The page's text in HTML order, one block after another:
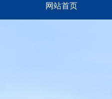
网站首页